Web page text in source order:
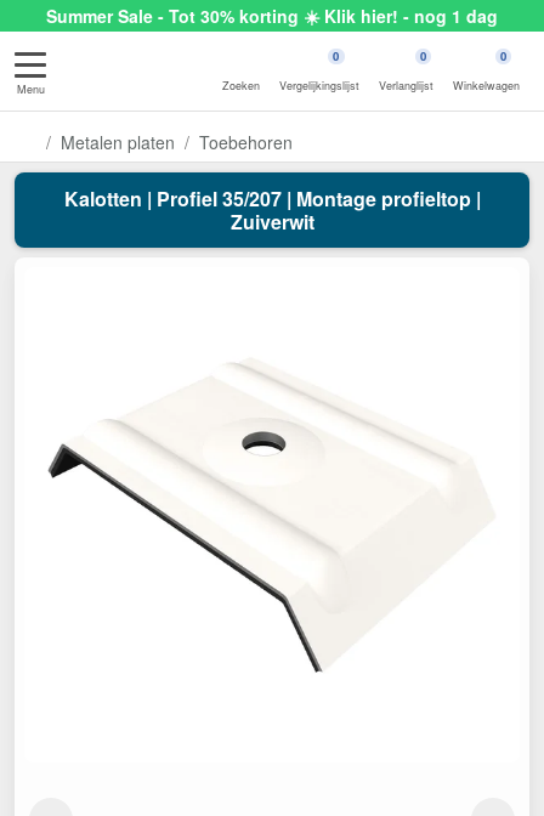
Summer Sale - Tot 30% korting ☀️ Klik hier! - nog 1 dag
Menu Zoeken
0
Vergelijkingslijst
0
Verlanglijst
0
Winkelwagen
Metalen platen Toebehoren
Kalotten | Profiel 35/207 | Montage profieltop |
Zuiverwit